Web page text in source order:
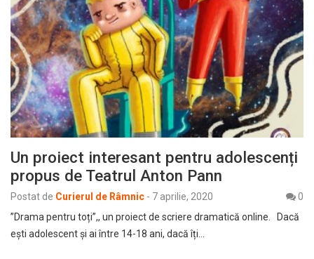
Un proiect interesant pentru adolescenți
propus de Teatrul Anton Pann
Postat de Curierul de Râmnic - 7 aprilie, 2020
0
”Drama pentru toți”,, un proiect de scriere dramatică online. Dacă
ești adolescent și ai între 14-18 ani, dacă îți…